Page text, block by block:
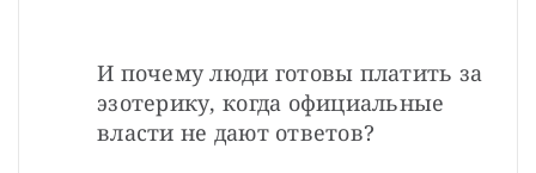
И почему люди готовы платить за
эзотерику, когда официальные
власти не дают ответов?